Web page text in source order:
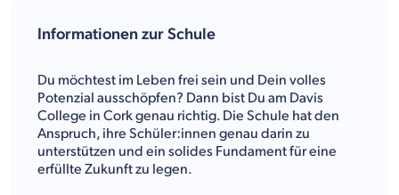
Informationen zur Schule
Du möchtest im Leben frei sein und Dein volles
Potenzial ausschöpfen? Dann bist Du am Davis
College in Cork genau richtig. Die Schule hat den
Anspruch, ihre Schüler:innen genau darin zu
unterstützen und ein solides Fundament für eine
erfüllte Zukunft zu legen.